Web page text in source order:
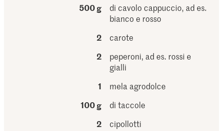
500 g
di cavolo cappuccio, ad es.
bianco e rosso
2
carote
2
peperoni, ad es. rossi e
gialli
1
mela agrodolce
100 g
di taccole
2
cipollotti